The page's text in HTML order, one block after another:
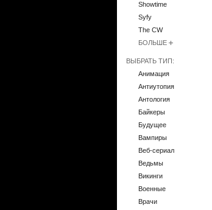
Showtime
Syfy
The CW
БОЛЬШЕ
ВЫБРАТЬ ТИП:
Анимация
Антиутопия
Антология
Байкеры
Будущее
Вампиры
Веб-сериал
Ведьмы
Викинги
Военные
Врачи